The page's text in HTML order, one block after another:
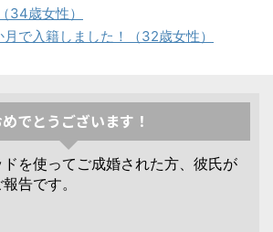
34歳女性）
で入籍しました！（32歳女性）
でとうございます！
を使ってご成婚された方、彼氏が
告です。